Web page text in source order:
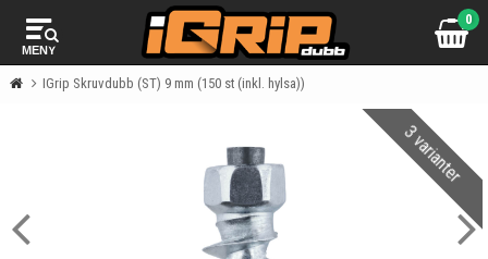
MENY
0
IGrip Skruvdubb (ST) 9 mm (150 st (inkl. hylsa))
3 varianter